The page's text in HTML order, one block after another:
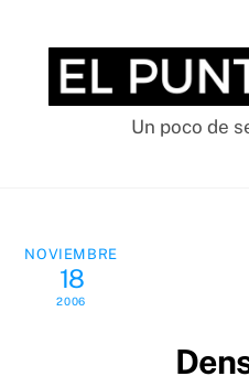
content
Un poco de
NOVIEMBRE
18
2006